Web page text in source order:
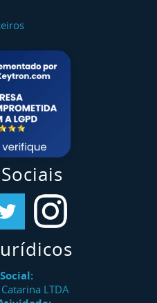
LTDA